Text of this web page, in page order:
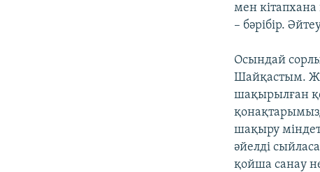
мен
– бәрібір.
Осындай
Шайқастым.
шақырылған
шақыру
әйелді
қойша санау